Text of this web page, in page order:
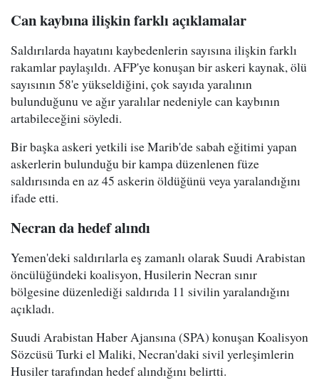
Can kaybına ilişkin farklı açıklamalar
Saldırılarda hayatını kaybedenlerin sayısına ilişkin farklı
rakamlar paylaşıldı. AFP'ye konuşan bir askeri kaynak, ölü
sayısının 58'e yükseldiğini, çok sayıda yaralının
bulunduğunu ve ağır yaralılar nedeniyle can kaybının
artabileceğini söyledi.
Bir başka askeri yetkili ise Marib'de sabah eğitimi yapan
askerlerin bulunduğu bir kampa düzenlenen füze
saldırısında en az 45 askerin öldüğünü veya yaralandığını
ifade etti.
Necran da hedef alındı
Yemen'deki saldırılarla eş zamanlı olarak Suudi Arabistan
öncülüğündeki koalisyon, Husilerin Necran sınır
bölgesine düzenlediği saldırıda 11 sivilin yaralandığını
açıkladı.
Suudi Arabistan Haber Ajansına (SPA) konuşan Koalisyon
Sözcüsü Turki el Maliki, Necran'daki sivil yerleşimlerin
Husiler tarafından hedef alındığını belirtti.